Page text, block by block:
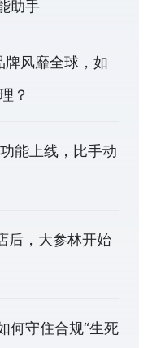
助手
风靡全球，如
？
能上线，比手动
后，大参林开始
何守住合规“生死